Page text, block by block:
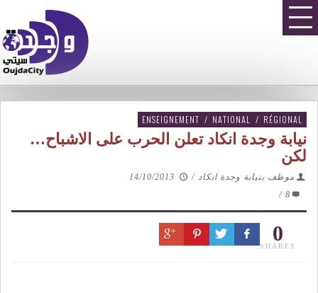
ENSEIGNEMENT / NATIONAL / RÉGIONAL
نيابة وجدة انكاد تعلن الحرب على الاشباح…
لكن
موظف بنيابة وجدة انكاد /
14/10/2013
8
/
0
SHARES